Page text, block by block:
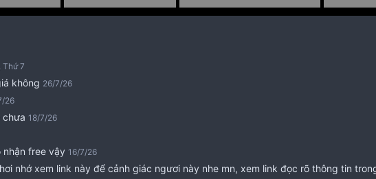
Thứ 7
không 26/7/26
26
chưa 18/7/26
nhận free vậy 16/7/26
nhớ xem link này để cảnh giác ngươi này nhe mn, xem link đọc rõ thông tin